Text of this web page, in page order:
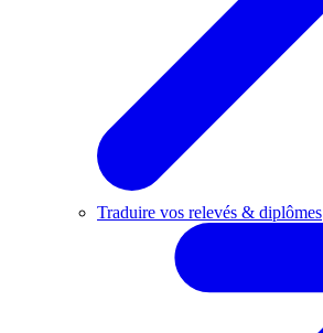
Traduire vos relevés & diplômes